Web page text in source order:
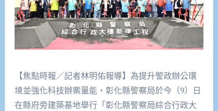
【焦點時報／記者林明佑報導】為提升警政辦公環
境並強化科技辦案量能，彰化縣警察局於今（9）日
在縣府旁建築基地舉行「彰化縣警察局綜合行政大